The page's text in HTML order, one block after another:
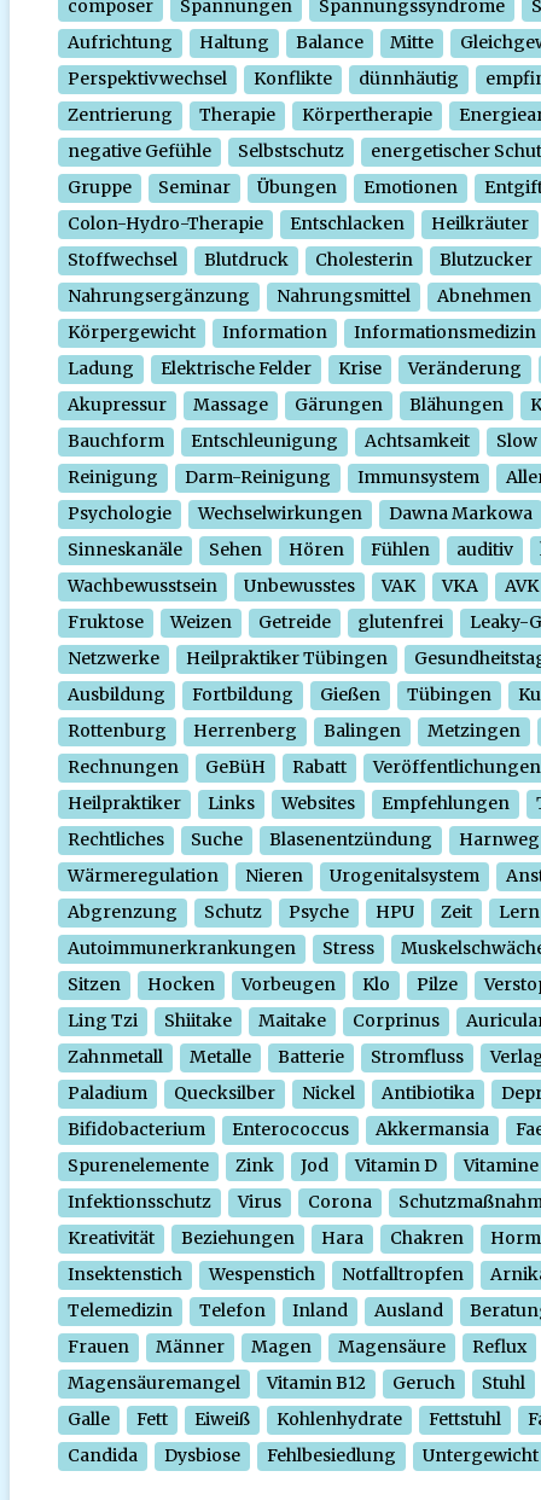
composer Spannungen Spannungssyndrome
Aufrichtung
Haltung Balance Mitte
Perspektivwechsel
Konflikte dünnhäutig
Zentrierung
Therapie Körpertherapie
negative Gefühle
Selbstschutz
energetischer
Gruppe
Seminar Übungen Emotionen
Colon-Hydro-Therapie
Entschlacken
Heilkräuter
Stoffwechsel
Blutdruck Cholesterin
Blutzucker
Nahrungsergänzung
Nahrungsmittel
Abnehmen
Körpergewicht
Information
Informationsmedizin
Ladung
Elektrische Felder Krise
Veränderung
Akupressur
Massage Gärungen Blähungen
Bauchform
Entschleunigung Achtsamkeit
Slow
Reinigung
Darm-Reinigung Immunsystem
Psychologie
Wechselwirkungen
Dawna Markowa
Sinneskanäle
Sehen Hören Fühlen auditiv
Wachbewusstsein
Unbewusstes VAK VKA
AVK
Fruktose
Weizen Getreide glutenfrei
Leaky-
Netzwerke
Heilpraktiker Tübingen
Ausbildung
Fortbildung Gießen Tübingen
Rottenburg
Herrenberg Balingen
Metzingen
Rechnungen
GeBüH Rabatt
Veröffentlichungen
Heilpraktiker
Links Websites Empfehlungen
Rechtliches
Suche Blasenentzündung
Wärmeregulation
Nieren Urogenitalsystem
Abgrenzung
Schutz Psyche HPU Zeit
Autoimmunerkrankungen
Stress
Sitzen
Hocken Vorbeugen Klo Pilze
Ling Tzi
Shiitake Maitake Corprinus
Zahnmetall
Metalle Batterie Stromfluss
Paladium
Quecksilber Nickel Antibiotika
Bifidobacterium
Enterococcus Akkermansia
Spurenelemente
Zink Jod Vitamin D
Vitamine
Infektionsschutz
Virus Corona
Kreativität
Beziehungen Hara Chakren
Insektenstich
Wespenstich Notfalltropfen
Telemedizin
Telefon Inland Ausland
Frauen
Männer Magen Magensäure
Reflux
Magensäuremangel
Vitamin B12 Geruch
Stuhl
Galle
Fett Eiweiß Kohlenhydrate Fettstuhl
Candida
Dysbiose Fehlbesiedlung Untergewicht